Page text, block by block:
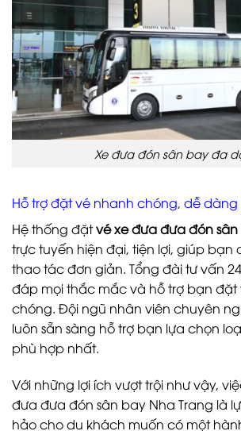
Xe đưa đón sân bay đa
Hỗ trợ đặt vé nhanh chóng, dễ dàng
Hệ thống đặtvé xe đưa đưa đón
trực tuyến hiện đại, tiện lợi, giúp bạn
thao tác đơn giản. Tổng đài tư vấn
đáp mọi thắc mắc và hỗ trợ bạn đặt
chóng. Đội ngũ nhân viên chuyên
luôn sẵn sàng hỗ trợ bạn lựa chọn
phù hợp nhất.
Với những lợi ích vượt trội như vậy,
đưa đưa đón sân bay Nha Trang là
hảo cho du khách muốn có một